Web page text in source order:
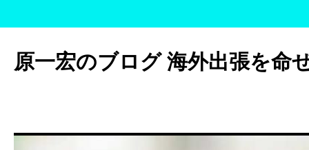
テ
ン
ッ
原一宏のブログ 海外出張を命